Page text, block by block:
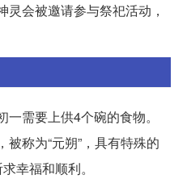
会被邀请参与祭祀活动，
需要上供4个碗的食物。
称为“元朔”，具有特殊的
幸福和顺利。